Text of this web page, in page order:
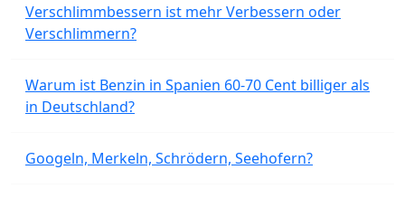
Verschlimmbessern ist mehr Verbessern oder
Verschlimmern?
Warum ist Benzin in Spanien 60-70 Cent billiger als
in Deutschland?
Googeln, Merkeln, Schrödern, Seehofern?